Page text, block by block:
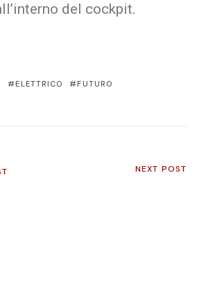
del cockpit.
ELETTRICO FUTURO
NEXT POST